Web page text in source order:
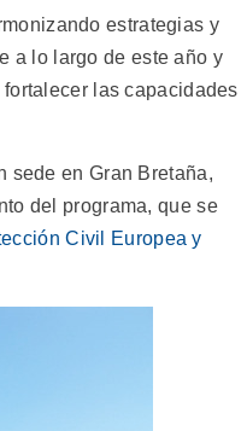
estrategias y
a lo largo de este año y
fortalecer las capacidades
sede en Gran Bretaña,
del programa, que se
Civil Europea y